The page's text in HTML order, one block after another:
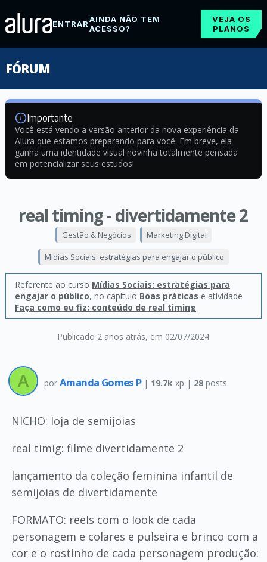
ENTRARAINDA NÃO TEM
ACESSO?
VEJA OS
PLANOS
FÓRUM
Importante
Você está vendo a versão anterior da nova experiência da
Alura que estamos preparando para você. Em breve, ela
ganha uma identidade visual novinha totalmente pensada
em potencializar seus estudos!
real timing - divertidamente 2
Publicado 2 anos atrás, em 02/07/2024
Gestão & Negócios Marketing Digital
Mídias Sociais: estratégias para engajar o público
Referente ao curso Mídias Sociais: estratégias para
engajar o público, no capítulo Boas práticas e atividade
Faça como eu fiz: conteúdo de real timing
por Amanda Gomes P | 19.7k xp | 28posts
NICHO: loja de semijoias
real timig: filme divertidamente 2
lançamento da coleção feminina infantil de
semijoias de divertidamente
FORMATO: reels com o look de cada
personagem e colares e pulseira e brinco com a
cor e o rostinho de cada personagem produção: